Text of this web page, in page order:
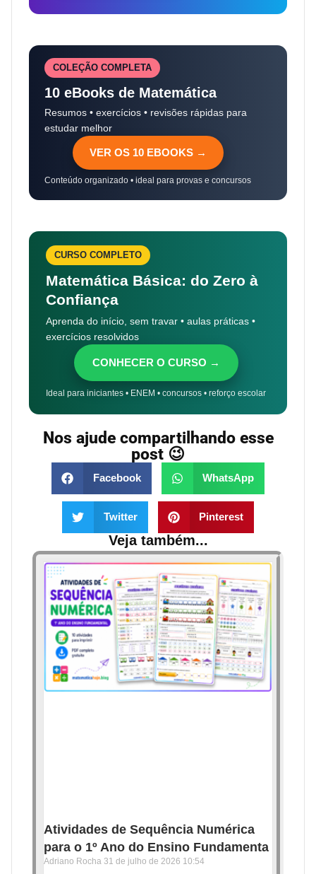
COLEÇÃO COMPLETA
10 eBooks de Matemática
Resumos • exercícios • revisões rápidas para
estudar melhor
VER OS 10 EBOOKS →
Conteúdo organizado • ideal para provas e concursos
CURSO COMPLETO
Matemática Básica: do Zero à
Confiança
Aprenda do início, sem travar • aulas práticas •
exercícios resolvidos
CONHECER O CURSO →
Ideal para iniciantes • ENEM • concursos • reforço escolar
Nos ajude compartilhando esse
post 😉
Facebook WhatsApp
Twitter Pinterest
Veja também...
Atividades de Sequência Numérica
para o 1º Ano do Ensino Fundamenta
Adriano Rocha 31 de julho de 2026 10:54